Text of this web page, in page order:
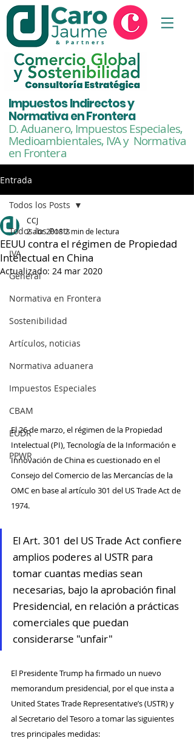
& Partners
Impuestos Indirectos y
Normativa en Frontera
D. Aduanero, Impuestos Especiales,
Medioambientales,IVA y Normativa
en Frontera
Entrada
Todos los Posts
IVA
General
Normativa en Frontera
Sostenibilidad
Artículos, noticias
Normativa aduanera
Impuestos Especiales
CBAM
EUDR
PPWR
Todos los Posts
EEUU contra el régimen de Propiedad
Intelectual en China
CCJ
2 abr 20182 min de lectura
Actualizado: 24 mar 2020
El 26 de marzo, el régimen de la Propiedad
Intelectual (PI), Tecnología de la Información e
Innovación de China es cuestionado en el
Consejo del Comercio de las Mercancías de la
OMC en base al artículo 301 del US Trade Act de
1974.
El Art. 301 del US Trade Act confiere
amplios poderes al USTR para
tomar cuantas medias sean
necesarias, bajo la aprobación final
Presidencial, en relación a prácticas
comerciales que puedan
considerarse "unfair"
El Presidente Trump ha firmado un nuevo
memorandum presidencial, por el que insta a
United States Trade Representative’s (USTR) y
al Secretario del Tesoro a tomar las siguientes
tres principales medidas: